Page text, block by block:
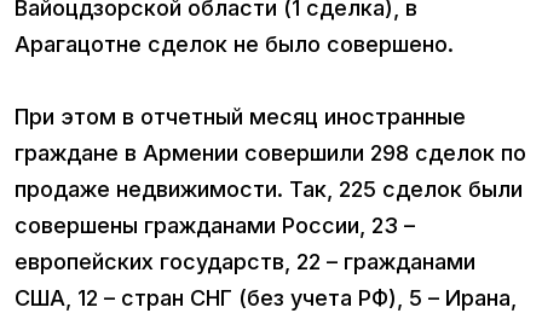
Вайоцдзорской области (1 сделка), в
Арагацотне сделок не было совершено.
При этом в отчетный месяц иностранные
граждане в Армении совершили 298 сделок по
продаже недвижимости. Так, 225 сделок были
совершены гражданами России, 23 –
европейских государств, 22 – гражданами
США, 12 – стран СНГ (без учета РФ), 5 – Ирана,